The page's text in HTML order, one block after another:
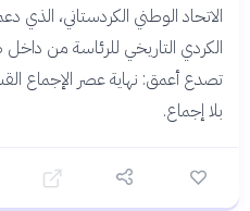
الاتحاد الوطني الكردستاني،
الكردي التاريخي للرئاسة من
تصدع أعمق: نهاية عصر الإجماع
بلا إجماع.